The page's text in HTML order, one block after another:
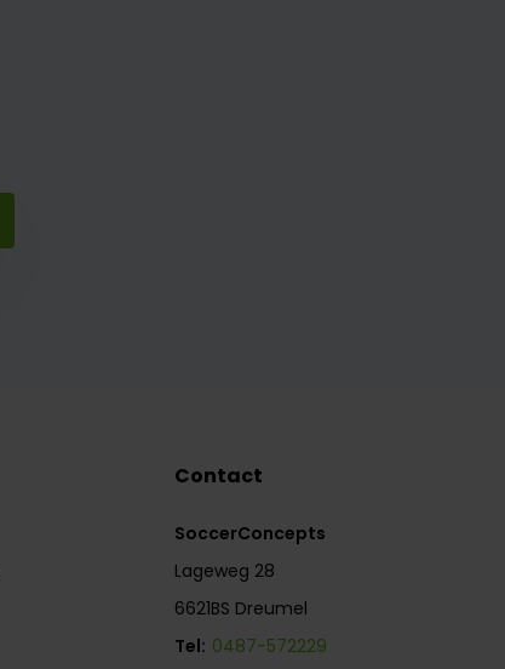
Contact
SoccerConcepts
Lageweg 28
6621BS Dreumel
Tel: 0487-572229